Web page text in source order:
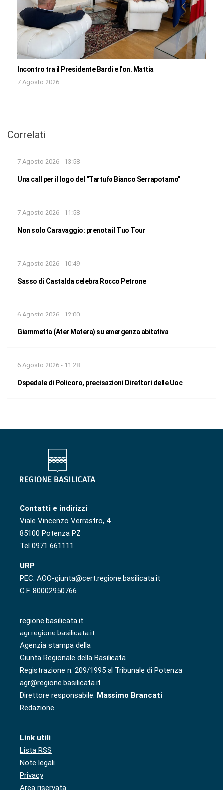
Incontro tra il Presidente Bardi e l’on. Mattia
7 Agosto 2026
Correlati
7 Agosto 2026 - 13:58
Una call per il logo del “Tartufo Bianco Serrapotamo”
7 Agosto 2026 - 11:58
Non solo Caravaggio: prenota il Tuo Tour
7 Agosto 2026 - 10:49
Sasso di Castalda celebra Rocco Petrone
6 Agosto 2026 - 12:00
Giammetta (Ater Matera) su emergenza abitativa
6 Agosto 2026 - 11:28
Ospedale di Policoro, precisazioni Direttori delle Uoc
Contatti e indirizzi
Viale Vincenzo Verrastro, 4
85100 Potenza PZ
Tel 0971 661111
URP
PEC: AOO-giunta@cert.regione.basilicata.it
C.F. 80002950766
regione.basilicata.it
agr.regione.basilicata.it
Agenzia stampa della
Giunta Regionale della Basilicata
Registrazione n. 209/1995 al Tribunale di Potenza
agr@regione.basilicata.it
Direttore responsabile: Massimo Brancati
Redazione
Link utili
Lista RSS
Note legali
Privacy
Area riservata